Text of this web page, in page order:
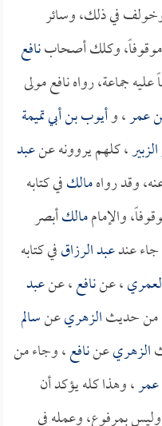
في ذلك، وسائر
موقوفاً، وكلك أصحابنافع
عليه جماعة، رواه نافع مولى
عمر، وأيوب بن أبي تميمة
، كلهم يروونه عنعبد
وقد رواهمالكفي كتابه
والإماممالكأبصر
عندعبد الرزاقفي كتابه
، عننافع، عنعبد
من حديثالزهريعنسالم
الزهريعننافع، وجاء من
عمر، وهذا كله يؤكد أن
وليس بمرفوع، وعمله في